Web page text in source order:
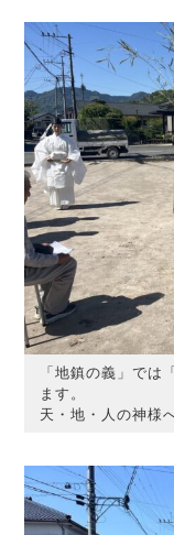
「地鎮の義」で
ます。
天・地・人の神様